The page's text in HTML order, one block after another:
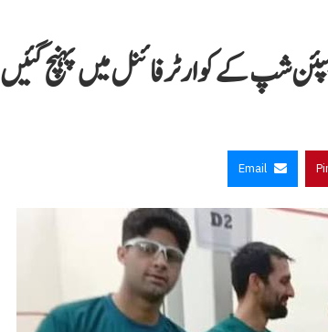
شپ کے کوارٹر فائنل میں پہنچ گئیں
Email